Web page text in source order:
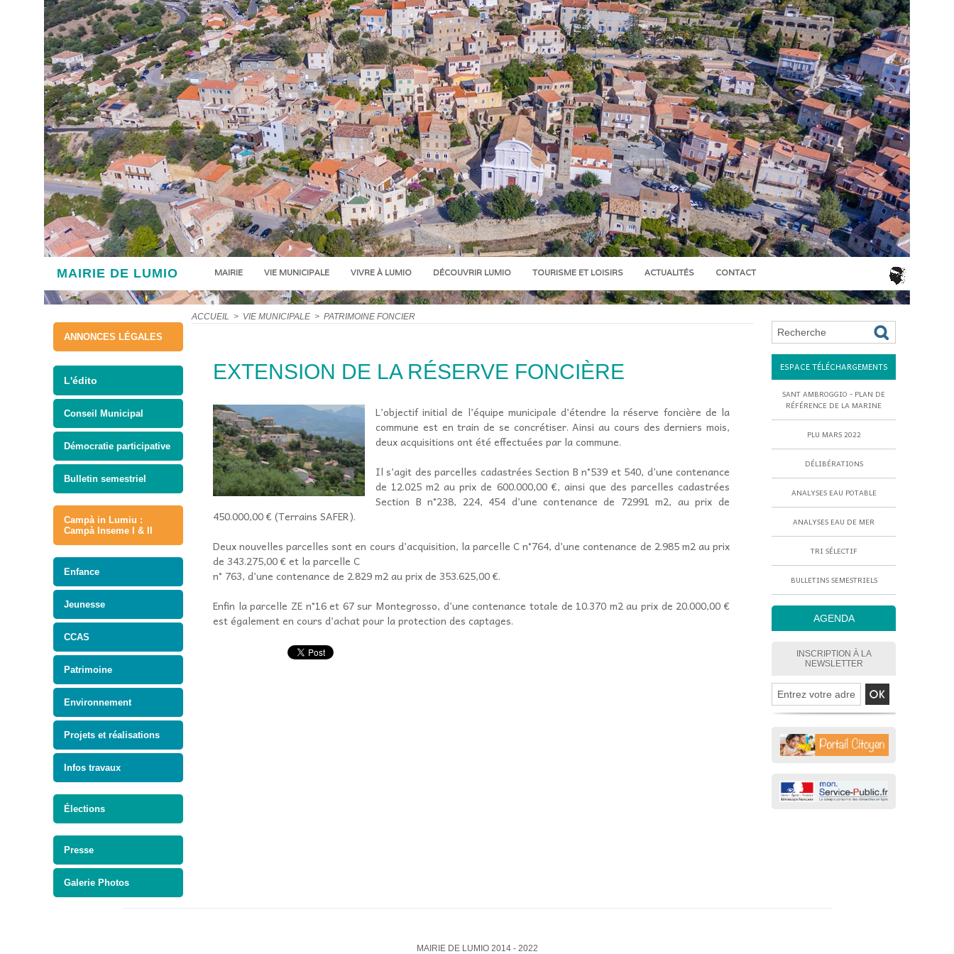
MAIRIE DE LUMIO MAIRIE VIE MUNICIPALE VIVRE À LUMIO DÉCOUVRIR LUMIO TOURISME ET LOISIRS ACTUALITÉS CONTACT
ANNONCES LÉGALES
L'édito
Conseil Municipal
Démocratie participative
Bulletin semestriel
Campà in Lumiu :
Campà Inseme I & II
Enfance
Jeunesse
CCAS
Patrimoine
Environnement
Projets et réalisations
Infos travaux
Élections
Presse
Galerie Photos
ACCUEIL > VIE MUNICIPALE > PATRIMOINE FONCIER
EXTENSION DE LA RÉSERVE FONCIÈRE
L’objectif initial de l’équipe municipale d’étendre la réserve foncière de la
commune est en train de se concrétiser. Ainsi au cours des derniers mois,
deux acquisitions ont été effectuées par la commune.
Il s’agit des parcelles cadastrées Section B n°539 et 540, d’une contenance
de 12.025 m2 au prix de 600.000,00 €, ainsi que des parcelles cadastrées
Section B n°238, 224, 454 d’une contenance de 72991 m2, au prix de
450.000,00 € (Terrains SAFER).
Deux nouvelles parcelles sont en cours d’acquisition, la parcelle C n°764, d’une contenance de 2.985 m2 au prix
de 343.275,00 € et la parcelle C
n° 763, d’une contenance de 2.829 m2 au prix de 353.625,00 €.
Enfin la parcelle ZE n°16 et 67 sur Montegrosso, d’une contenance totale de 10.370 m2 au prix de 20.000,00 €
est également en cours d’achat pour la protection des captages.
ESPACE TÉLÉCHARGEMENTS
SANT AMBROGGIO - PLAN DE
RÉFÉRENCE DE LA MARINE
PLU MARS 2022
DÉLIBÉRATIONS
ANALYSES EAU POTABLE
ANALYSES EAU DE MER
TRI SÉLECTIF
BULLETINS SEMESTRIELS
AGENDA
INSCRIPTION À LA
NEWSLETTER
MAIRIE DE LUMIO 2014 - 2022